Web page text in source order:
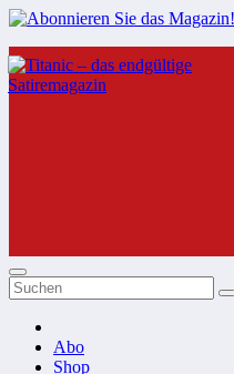
Zum
Inhalt
springen
Abo
Shop